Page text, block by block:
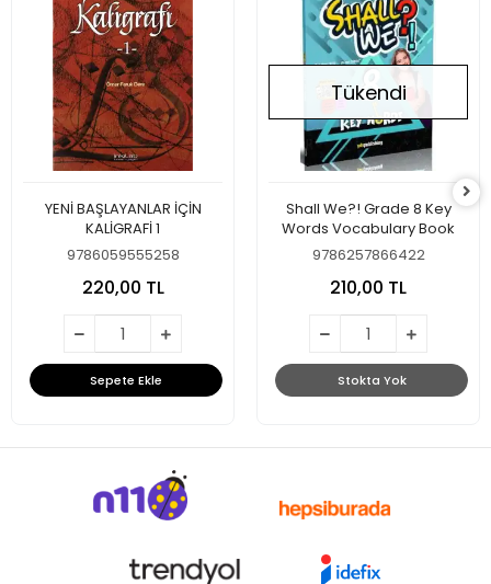
YENİ BAŞLAYANLAR İÇİN
KALİGRAFİ 1
9786059555258
220,00 TL
Sepete Ekle
Tükendi
Shall We?! Grade 8 Key
Words Vocabulary Book
9786257866422
210,00 TL
Stokta Yok